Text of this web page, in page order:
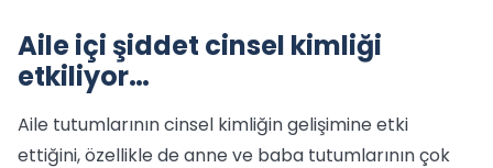
Aile içi şiddet cinsel kimliği
etkiliyor…
Aile tutumlarının cinsel kimliğin gelişimine etki
ettiğini, özellikle de anne ve baba tutumlarının çok